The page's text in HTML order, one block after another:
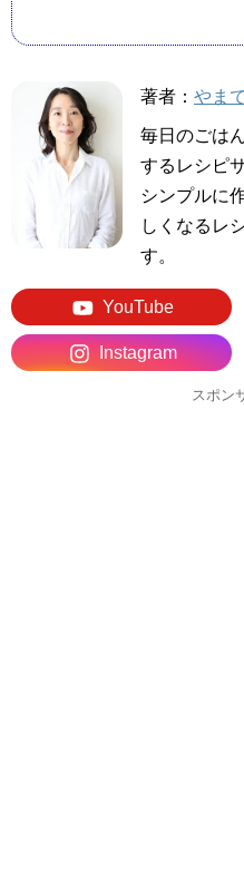
著者： やま
毎日のごは
するレシピ
シンプルに
しくなるレ
す。
YouTube
Instagram
スポン